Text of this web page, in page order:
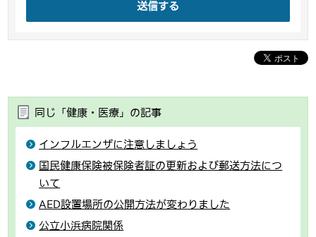
送信する
同じ「健康・医療」の記事
インフルエンザに注意しましょう
国民健康保険被保険者証の更新および郵送方法につ
いて
AED設置場所の公開方法が変わりました
公立小浜病院関係